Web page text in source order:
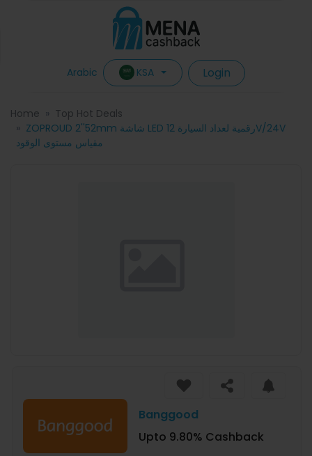
Arabic KSA Login
Home
Top Hot Deals
ZOPROUD 2''52mm شاشة LED رقمية لعداد السيارة 12V/24V
مقياس مستوى الوقود
Banggood
Upto 9.80% Cashback